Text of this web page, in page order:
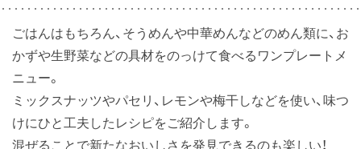
ごはんはもちろん、そうめんや中華めんなどのめん類に、お
かずや生野菜などの具材をのっけて食べるワンプレートメ
ニュー。
ミックスナッツやパセリ、レモンや梅干しなどを使い、味つ
けにひと工夫したレシピをご紹介します。
混ぜることで新たなおいしさを発見できるのも楽しい！